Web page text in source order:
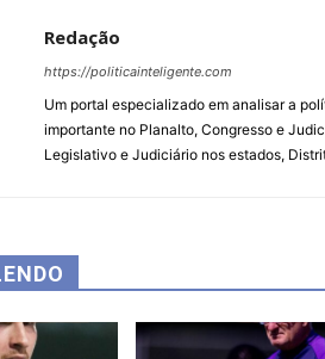
Redação
https://politicainteligente.com
Um portal especializado em analisar a
importante no Planalto, Congresso e
Legislativo e Judiciário nos estados,